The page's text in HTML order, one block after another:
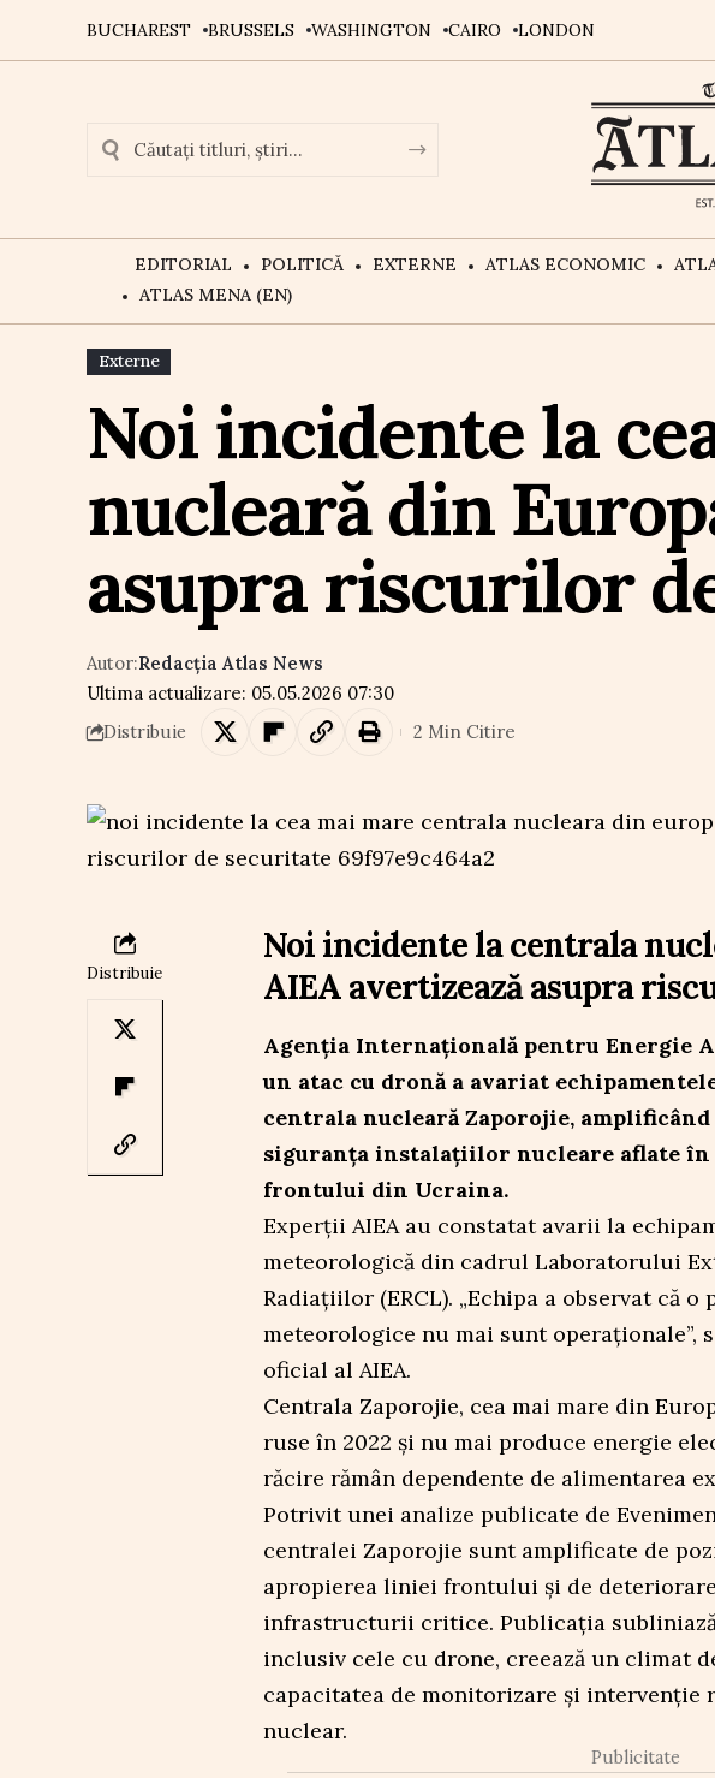
BUCHAREST BRUSSELS WASHINGTON CAIRO LONDON
EDITORIAL POLITICĂ EXTERNE ATLAS ECONOMIC
ATLAS MENA (EN)
Externe
Noi incidente la
nucleară din
asupra riscurilor
Ultima actualizare: 05.05.2026 07:30
Autor:Redacția Atlas News
Distribuie 2 Min Citire
Distribuie
Noi incidente la centrala
AIEA avertizează asupra
Agenția Internațională pentru Energie
un atac cu dronă a avariat
centrala nucleară Zaporojie,
siguranța instalațiilor nucleare aflate
frontului din Ucraina.
Experții AIEA au constatat avarii la
meteorologică din cadrul Laboratorului
Radiațiilor (ERCL). „Echipa a observat că
meteorologice nu mai sunt operaționale”,
oficial al AIEA.
Centrala Zaporojie, cea mai mare din
ruse în 2022 și nu mai produce energie
răcire rămân dependente de alimentarea
Potrivit unei analize publicate de
centralei Zaporojie sunt amplificate de
apropierea liniei frontului și de
infrastructurii critice. Publicația
inclusiv cele cu drone, creează un climat
capacitatea de monitorizare și intervenție
nuclear.
Publicitate